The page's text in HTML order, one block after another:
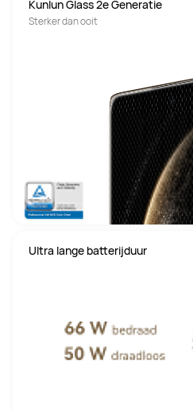
Kunlun Glass 2e Generatie
Sterker dan ooit
Ultra lange batterijduur